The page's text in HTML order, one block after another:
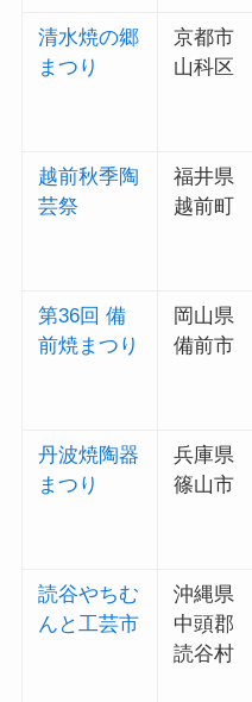
清水焼の郷
まつり
京都市
山科区
越前秋季陶
芸祭
福井県
越前町
第36回 備
前焼まつり
岡山県
備前市
丹波焼陶器
まつり
兵庫県
篠山市
読谷やちむ
んと工芸市
沖縄県
中頭郡
読谷村